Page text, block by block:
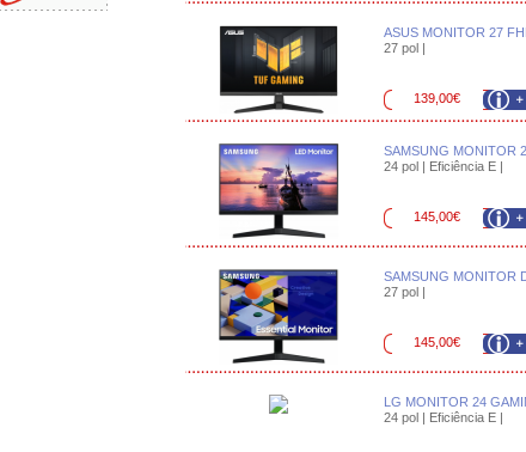
ASUS MONITOR 27
27 pol |
139,00€
SAMSUNG MONITOR
24 pol | Eficiência E |
145,00€
SAMSUNG MONITOR
27 pol |
145,00€
LG MONITOR 24
24 pol | Eficiência E |